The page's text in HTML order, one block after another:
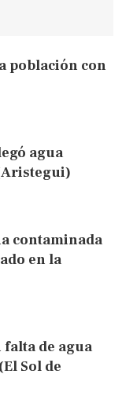
población con
agua
contaminada
en la
de agua
Sol de